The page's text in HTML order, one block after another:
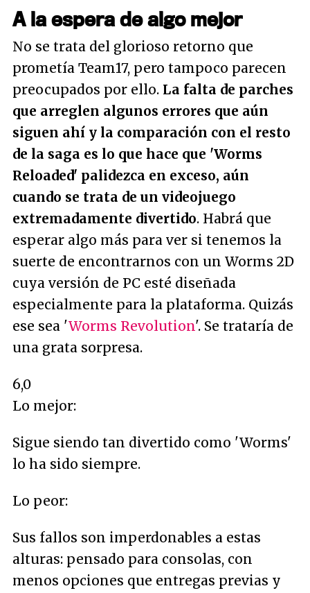
A la espera de algo mejor
No se trata del glorioso retorno que
prometía Team17, pero tampoco parecen
preocupados por ello. La falta de parches
que arreglen algunos errores que aún
siguen ahí y la comparación con el resto
de la saga es lo que hace que 'Worms
Reloaded' palidezca en exceso, aún
cuando se trata de un videojuego
extremadamente divertido. Habrá que
esperar algo más para ver si tenemos la
suerte de encontrarnos con un Worms 2D
cuya versión de PC esté diseñada
especialmente para la plataforma. Quizás
ese sea 'Worms Revolution'. Se trataría de
una grata sorpresa.
6,0
Lo mejor:
Sigue siendo tan divertido como 'Worms'
lo ha sido siempre.
Lo peor:
Sus fallos son imperdonables a estas
alturas: pensado para consolas, con
menos opciones que entregas previas y